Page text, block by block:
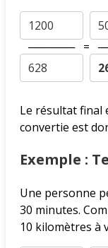
────── =
Le résultat final
convertie est
Exemple :
Une personne
30 minutes.
10 kilomètres à